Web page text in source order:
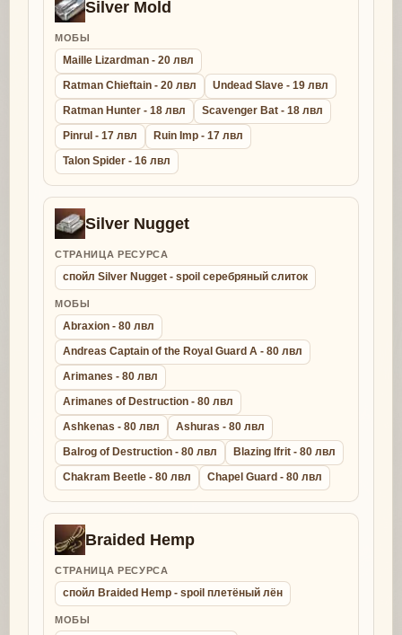
Silver Mold
МОБЫ
Maille Lizardman - 20 лвл
Ratman Chieftain - 20 лвл
Undead Slave - 19 лвл
Ratman Hunter - 18 лвл
Scavenger Bat - 18 лвл
Pinrul - 17 лвл
Ruin Imp - 17 лвл
Talon Spider - 16 лвл
Silver Nugget
СТРАНИЦА РЕСУРСА
спойл Silver Nugget - spoil серебряный слиток
МОБЫ
Abraxion - 80 лвл
Andreas Captain of the Royal Guard A - 80 лвл
Arimanes - 80 лвл
Arimanes of Destruction - 80 лвл
Ashkenas - 80 лвл
Ashuras - 80 лвл
Balrog of Destruction - 80 лвл
Blazing Ifrit - 80 лвл
Chakram Beetle - 80 лвл
Chapel Guard - 80 лвл
Braided Hemp
СТРАНИЦА РЕСУРСА
спойл Braided Hemp - spoil плетёный лён
МОБЫ